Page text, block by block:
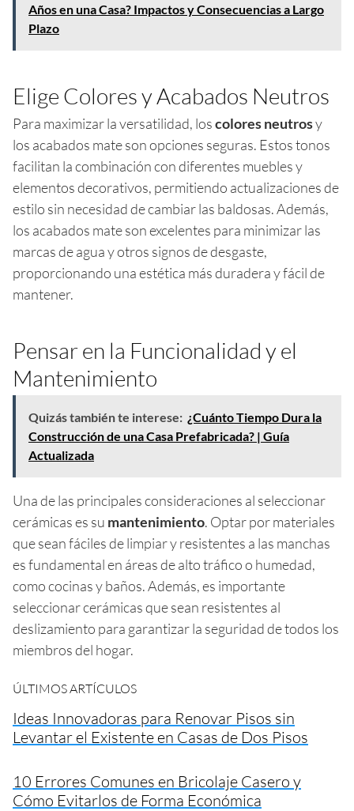
Años en una Casa? Impactos y Consecuencias a Largo
Plazo
Elige Colores y Acabados Neutros
Para maximizar la versatilidad, loscolores neutrosy
los acabados mate son opciones seguras. Estos tonos
facilitan la combinación con diferentes muebles y
elementos decorativos, permitiendo actualizaciones de
estilo sin necesidad de cambiar las baldosas. Además,
los acabados mate son excelentes para minimizar las
marcas de agua y otros signos de desgaste,
proporcionando una estética más duradera y fácil de
mantener.
Pensar en la Funcionalidad y el
Mantenimiento
Quizás también te interese: ¿Cuánto Tiempo Dura la
Construcción de una Casa Prefabricada? | Guía
Actualizada
Una de las principales consideraciones al seleccionar
cerámicas es su mantenimiento. Optar por materiales
que sean fáciles de limpiar y resistentes a las manchas
es fundamental en áreas de alto tráfico o humedad,
como cocinas y baños. Además, es importante
seleccionar cerámicas que sean resistentes al
deslizamiento para garantizar la seguridad de todos los
miembros del hogar.
ÚLTIMOS ARTÍCULOS
Ideas Innovadoras para Renovar Pisos sin
Levantar el Existente en Casas de Dos Pisos
10 Errores Comunes en Bricolaje Casero y
Cómo Evitarlos de Forma Económica